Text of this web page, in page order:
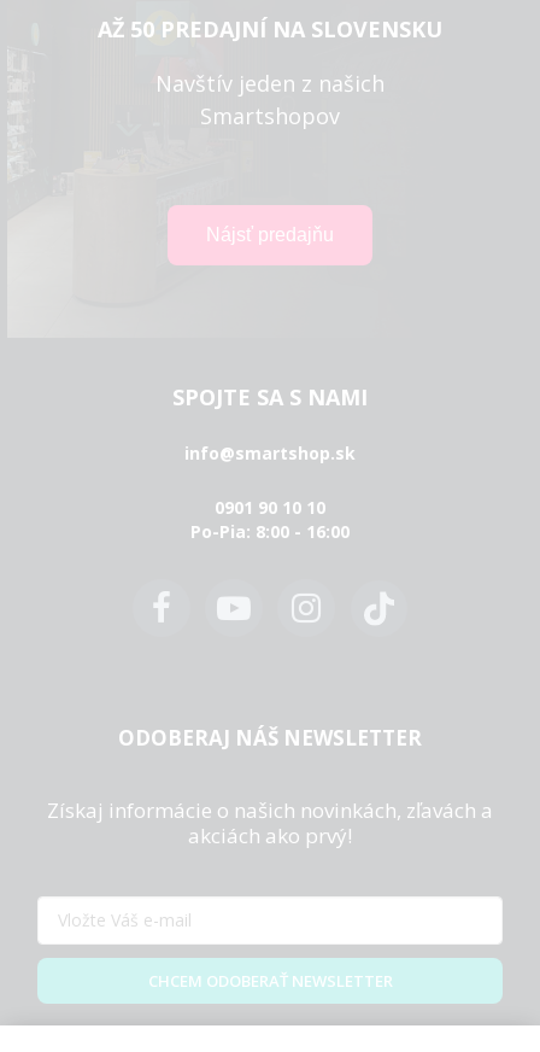
AŽ 50 PREDAJNÍ NA SLOVENSKU
Navštív jeden z našich
Smartshopov
SPOJTE SA S NAMI
info@smartshop.sk
0901 90 10 10
Po-Pia: 8:00 - 16:00
ODOBERAJ NÁŠ NEWSLETTER
Získaj informácie o našich novinkách, zľavách a
akciách ako prvý!
CHCEM ODOBERAŤ NEWSLETTER